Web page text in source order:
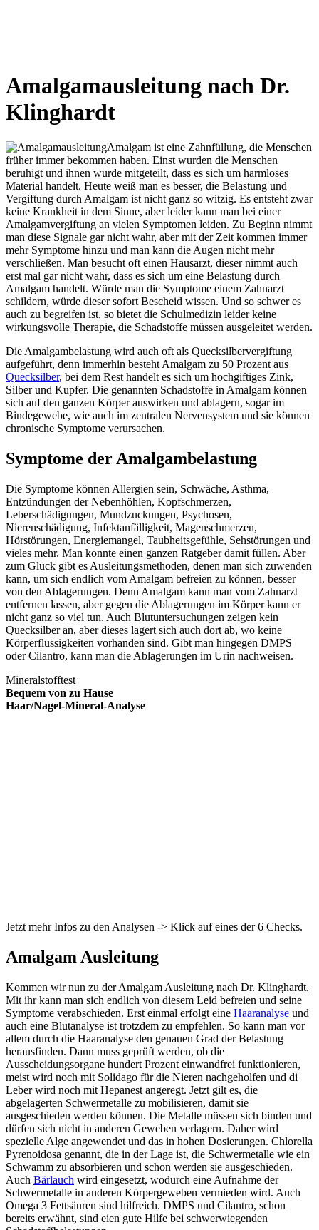
Amalgamausleitung nach Dr.
Klinghardt
Amalgam ist eine Zahnfüllung, die Menschen
früher immer bekommen haben. Einst wurden die Menschen
beruhigt und ihnen wurde mitgeteilt, dass es sich um harmloses
Material handelt. Heute weiß man es besser, die Belastung und
Vergiftung durch Amalgam ist nicht ganz so witzig. Es entsteht zwar
keine Krankheit in dem Sinne, aber leider kann man bei einer
Amalgamvergiftung an vielen Symptomen leiden. Zu Beginn nimmt
man diese Signale gar nicht wahr, aber mit der Zeit kommen immer
mehr Symptome hinzu und man kann die Augen nicht mehr
verschließen. Man besucht oft einen Hausarzt, dieser nimmt auch
erst mal gar nicht wahr, dass es sich um eine Belastung durch
Amalgam handelt. Würde man die Symptome einem Zahnarzt
schildern, würde dieser sofort Bescheid wissen. Und so schwer es
auch zu begreifen ist, so bietet die Schulmedizin leider keine
wirkungsvolle Therapie, die Schadstoffe müssen ausgeleitet werden.
Die Amalgambelastung wird auch oft als Quecksilbervergiftung
aufgeführt, denn immerhin besteht Amalgam zu 50 Prozent aus
Quecksilber, bei dem Rest handelt es sich um hochgiftiges Zink,
Silber und Kupfer. Die genannten Schadstoffe in Amalgam können
sich auf den ganzen Körper auswirken und ablagern, sogar im
Bindegewebe, wie auch im zentralen Nervensystem und sie können
chronische Symptome verursachen.
Symptome der Amalgambelastung
Die Symptome können Allergien sein, Schwäche, Asthma,
Entzündungen der Nebenhöhlen, Kopfschmerzen,
Leberschädigungen, Mundzuckungen, Psychosen,
Nierenschädigung, Infektanfälligkeit, Magenschmerzen,
Hörstörungen, Energiemangel, Taubheitsgefühle, Sehstörungen und
vieles mehr. Man könnte einen ganzen Ratgeber damit füllen. Aber
zum Glück gibt es Ausleitungsmethoden, denen man sich zuwenden
kann, um sich endlich vom Amalgam befreien zu können, besser
von den Ablagerungen. Denn Amalgam kann man vom Zahnarzt
entfernen lassen, aber gegen die Ablagerungen im Körper kann er
nicht ganz so viel tun. Auch Blutuntersuchungen zeigen kein
Quecksilber an, aber dieses lagert sich auch dort ab, wo keine
Körperflüssigkeiten vorhanden sind. Gibt man hingegen DMPS
oder Cilantro, kann man die Ablagerungen im Urin nachweisen.
Mineralstofftest
Bequem von zu Hause
Haar/Nagel-Mineral-Analyse
Jetzt mehr Infos zu den Analysen -> Klick auf eines der 6 Checks.
Amalgam Ausleitung
Kommen wir nun zu der Amalgam Ausleitung nach Dr. Klinghardt.
Mit ihr kann man sich endlich von diesem Leid befreien und seine
Symptome verabschieden. Erst einmal erfolgt eine Haaranalyse und
auch eine Blutanalyse ist trotzdem zu empfehlen. So kann man vor
allem durch die Haaranalyse den genauen Grad der Belastung
herausfinden. Dann muss geprüft werden, ob die
Ausscheidungsorgane hundert Prozent einwandfrei funktionieren,
meist wird noch mit Solidago für die Nieren nachgeholfen und di
Leber wird noch mit Hepanest angeregt. Jetzt gilt es, die
abgelagerten Schwermetalle zu mobilisieren, damit sie
ausgeschieden werden können. Die Metalle müssen sich binden und
dürfen sich nicht in anderen Geweben verlagern. Daher wird
spezielle Alge angewendet und das in hohen Dosierungen. Chlorella
Pyrenoidosa genannt, die in der Lage ist, die Schwermetalle wie ein
Schwamm zu absorbieren und schon werden sie ausgeschieden.
Auch Bärlauch wird eingesetzt, wodurch eine Aufnahme der
Schwermetalle in anderen Körpergeweben vermieden wird. Auch
Omega 3 Fettsäuren sind hilfreich. DMPS und Cilantro, schon
bereits erwähnt, sind eien gute Hilfe bei schwerwiegenden